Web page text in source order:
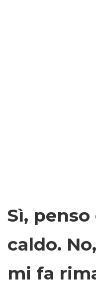
Sì,
caldo.
mi fa